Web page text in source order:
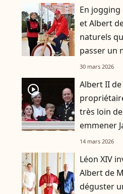
En jogging
et Albert
naturels
passer un
30 mars 2026
player2
Albert II
très loin
emmener
14 mars 2026
Léon XIV
Albert de
déguster